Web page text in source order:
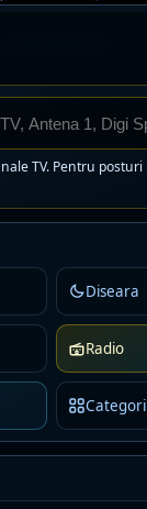
TV. Pentru
Diseara
Radio